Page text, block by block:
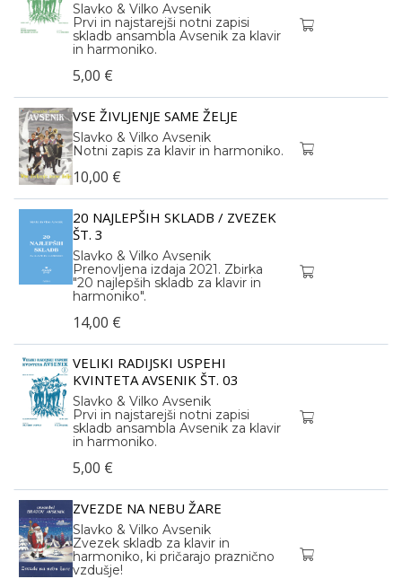
Slavko & Vilko Avsenik
Prvi in najstarejši notni zapisi
skladb ansambla Avsenik za klavir
in harmoniko.
5,00 €
VSE ŽIVLJENJE SAME ŽELJE
Slavko & Vilko Avsenik
Notni zapis za klavir in harmoniko.
10,00 €
20 NAJLEPŠIH SKLADB / ZVEZEK
ŠT. 3
Slavko & Vilko Avsenik
Prenovljena izdaja 2021. Zbirka
"20 najlepših skladb za klavir in
harmoniko".
14,00 €
VELIKI RADIJSKI USPEHI
KVINTETA AVSENIK ŠT. 03
Slavko & Vilko Avsenik
Prvi in najstarejši notni zapisi
skladb ansambla Avsenik za klavir
in harmoniko.
5,00 €
ZVEZDE NA NEBU ŽARE
Slavko & Vilko Avsenik
Zvezek skladb za klavir in
harmoniko, ki pričarajo praznično
vzdušje!